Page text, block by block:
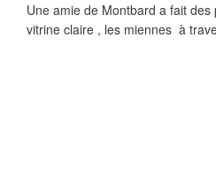
Une amie de Montbard a fait
vitrine claire , les miennes à